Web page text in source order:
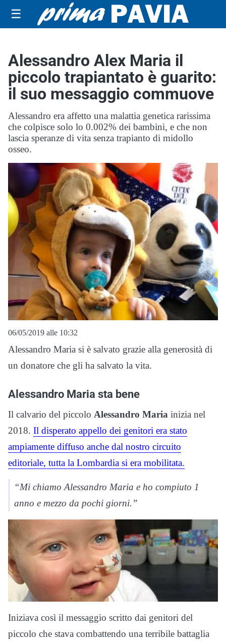
☰
Alessandro Alex Maria il
piccolo trapiantato è guarito:
il suo messaggio commuove
Alessandro era affetto una malattia genetica rarissima
che colpisce solo lo 0.002% dei bambini, e che non
lascia speranze di vita senza trapianto di midollo
osseo.
06/05/2019 alle 10:32
Alessandro Maria si è salvato grazie alla generosità di
un donatore che gli ha salvato la vita.
Alessandro Maria sta bene
Il calvario del piccolo Alessandro Maria inizia nel
2018. Il disperato appello dei genitori era stato
ampiamente diffuso anche dal nostro circuito
editoriale, tutta la Lombardia si era mobilitata.
“Mi chiamo Alessandro Maria e ho compiuto 1
anno e mezzo da pochi giorni.”
Iniziava così il messaggio scritto dai genitori del
piccolo che stava combattendo una terribile battaglia